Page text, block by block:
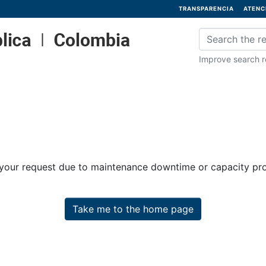
TRANSPARENCIA
Improve search
request due to maintenance downtime or capacity
Take me to the home page